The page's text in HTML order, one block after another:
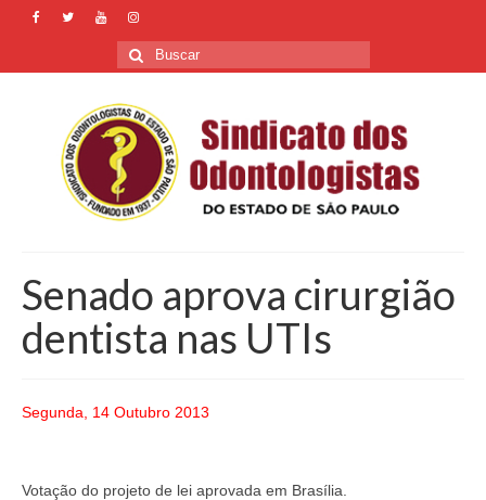
Buscar
por:
Senado aprova cirurgião
dentista nas UTIs
Segunda, 14 Outubro 2013
Votação do projeto de lei aprovada em Brasília.